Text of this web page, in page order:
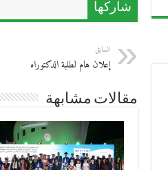
شاركها
السابق
إعلان هام لطلبة الدكتوراه
مقالات مشابهة